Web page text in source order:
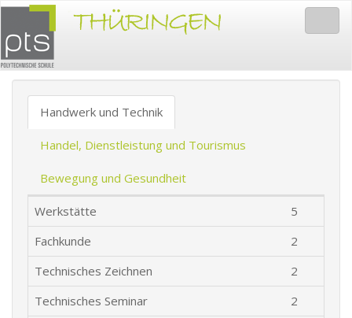
Handwerk und Technik
Handel, Dienstleistung und Tourismus
Bewegung und Gesundheit
Werkstätte
5
Fachkunde
2
Technisches Zeichnen
2
Technisches Seminar
2